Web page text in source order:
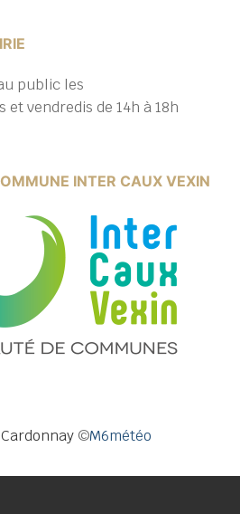
public les
vendredis de 14h à 18h
INTER CAUX VEXIN
©M6météo